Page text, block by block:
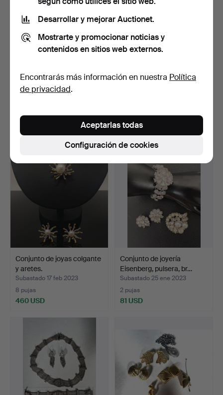
Juego de joyas con
346 USD
2 pujas
Conjunto de joyas colgante
y aretes.
Subastado 17 feb 2023
8 pujas
460 USD
Conjunto de joyería
Eisenberg, pulsera, br…
Subastado 25 ene 2023
2 pujas
81 USD
Desarrollar y mejorar Auctionet.
Mostrarte y promocionar noticias y
contenidos en sitios web externos.
Encontrarás más información en nuestra Política
de privacidad.
Configuración de cookies
Aceptarlas todas